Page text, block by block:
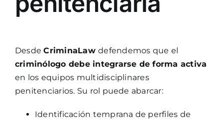
DesdeCriminaLawdefendemos que el
criminólogo debe integrarse de forma activa
en los equipos multidisciplinares
penitenciarios. Su rol puede abarcar:
Identificación temprana de perfiles de